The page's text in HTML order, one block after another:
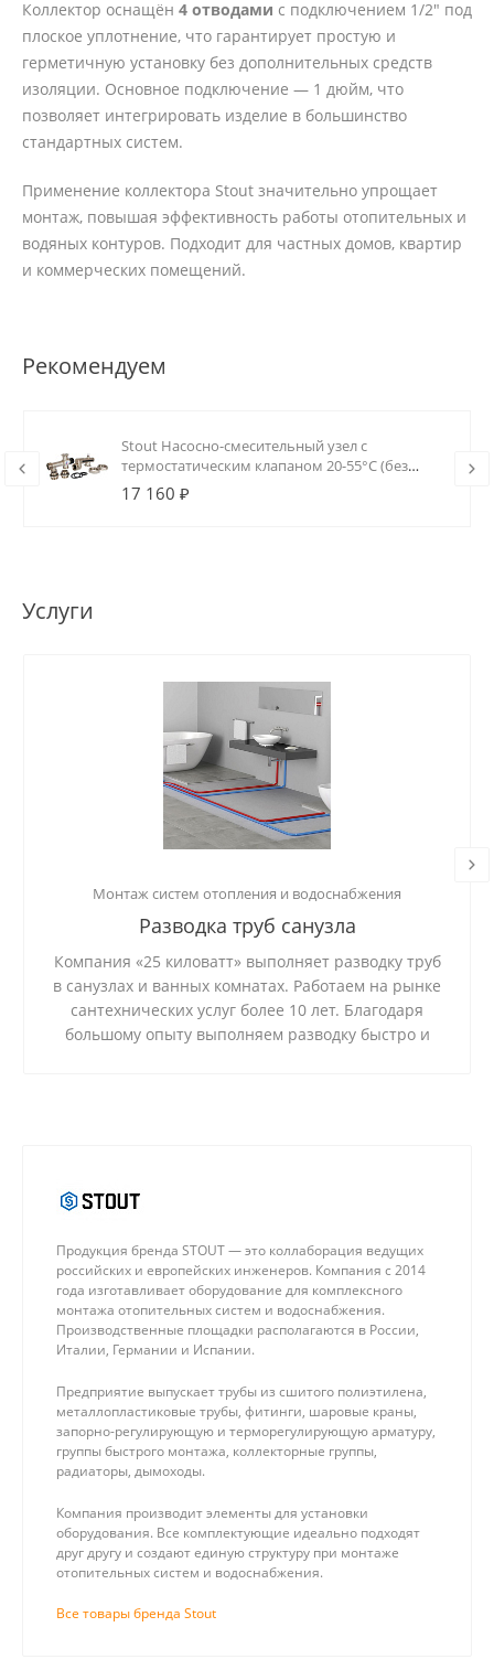
Коллектор оснащён 4 отводами с подключением 1/2" под
плоское уплотнение, что гарантирует простую и
герметичную установку без дополнительных средств
изоляции. Основное подключение — 1 дюйм, что
позволяет интегрировать изделие в большинство
стандартных систем.
Применение коллектора Stout значительно упрощает
монтаж, повышая эффективность работы отопительных и
водяных контуров. Подходит для частных домов, квартир
и коммерческих помещений.
Рекомендуем
Stout Насосно-смесительный узел с
термостатическим клапаном 20-55°C (без
насоса)
17 160 ₽
Услуги
Монтаж систем отопления и водоснабжения
Разводка труб санузла
Компания «25 киловатт» выполняет разводку труб
в санузлах и ванных комнатах. Работаем на рынке
сантехнических услуг более 10 лет. Благодаря
большому опыту выполняем разводку быстро и
Продукция бренда STOUT — это коллаборация ведущих
российских и европейских инженеров. Компания с 2014
года изготавливает оборудование для комплексного
монтажа отопительных систем и водоснабжения.
Производственные площадки располагаются в России,
Италии, Германии и Испании.
Предприятие выпускает трубы из сшитого полиэтилена,
металлопластиковые трубы, фитинги, шаровые краны,
запорно-регулирующую и терморегулирующую арматуру,
группы быстрого монтажа, коллекторные группы,
радиаторы, дымоходы.
Компания производит элементы для установки
оборудования. Все комплектующие идеально подходят
друг другу и создают единую структуру при монтаже
отопительных систем и водоснабжения.
Все товары бренда Stout